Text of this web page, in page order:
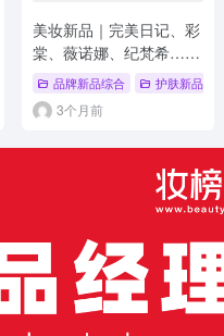
品 # 面霜 # 新品上市 # 护肤
美妆新品｜完美日记、彩
棠、薇诺娜、纪梵希……
这些品牌太能打！
品牌新品综合 护肤新品
3个月前